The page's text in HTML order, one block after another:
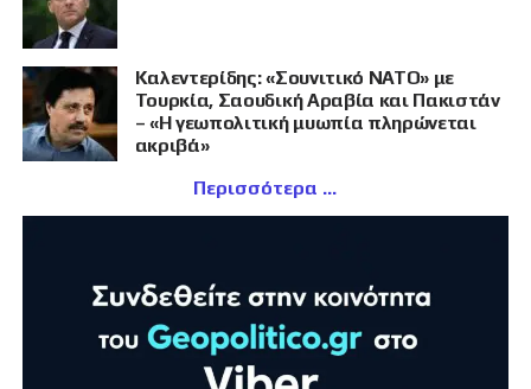
Καλεντερίδης: «Σουνιτικό ΝΑΤΟ» με
Τουρκία, Σαουδική Αραβία και Πακιστάν
– «Η γεωπολιτική μυωπία πληρώνεται
ακριβά»
Περισσότερα